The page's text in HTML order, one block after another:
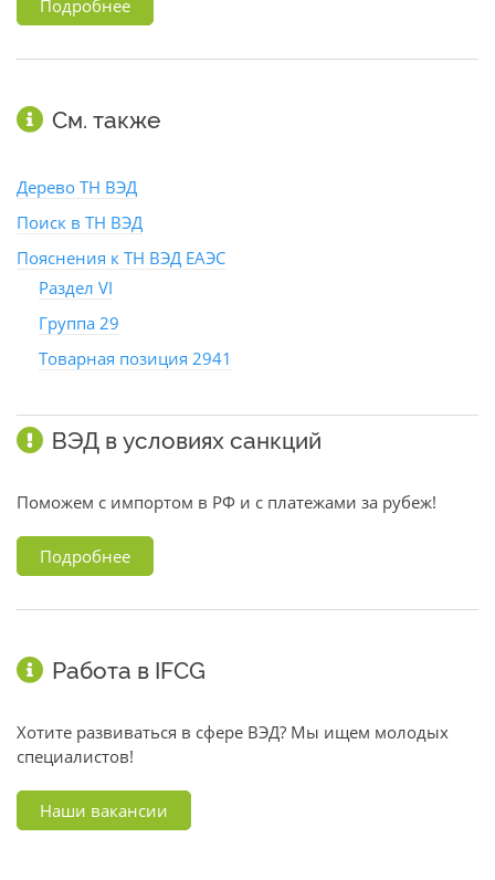
Подробнее
См. также
Дерево ТН ВЭД
Поиск в ТН ВЭД
Пояснения к ТН ВЭД ЕАЭС
Раздел VI
Группа 29
Товарная позиция 2941
ВЭД в условиях санкций
Поможем с импортом в РФ и с платежами за рубеж!
Подробнее
Работа в IFCG
Хотите развиваться в сфере ВЭД? Мы ищем молодых
специалистов!
Наши вакансии